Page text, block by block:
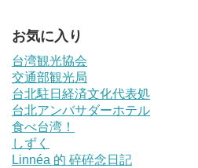
お気に入り
台湾観光協会
交通部観光局
台北駐日経済文化代表処
台北アンバサダーホテル
食べ台湾！
しずく
Linnéa 的 碎碎念日記